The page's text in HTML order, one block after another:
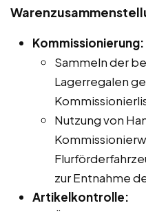
Kommissionierung:
Sammeln der
Lagerregalen
Nutzung von
zur Entnahme
Artikelkontrolle: